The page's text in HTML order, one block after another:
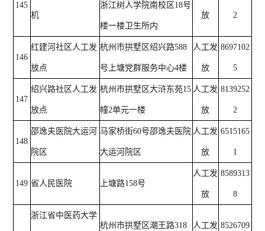
145
机
浙江树人学院南校区18号
楼一楼卫生所内
放 2
146
红建河社区人工发
放点
杭州市拱墅区绍兴路588
号上塘党群服务中心4楼
人工发
放
8697102
5
147
绍兴路社区人工发
放点
杭州市拱墅区大浒东苑15
幢2单元一楼
人工发
放
8139252
2
148
邵逸夫医院大运河
院区
马家桥街60号邵逸夫医院
大运河院区
人工发
放
6515165
1
149 省人民医院 上塘路158号
人工发
放
8589313
8
浙江省中医药大学
杭州市拱墅区潮王路318 人工发 8526709